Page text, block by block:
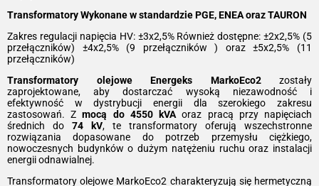
Transformatory Wykonane w standardzie PGE, ENEA oraz TAURON
Zakres regulacji napięcia HV: ±3x2,5% Również dostępne: ±2x2,5% (5
przełączników) ±4x2,5% (9 przełączników ) oraz ±5x2,5% (11
przełączników)
Transformatory olejowe Energeks MarkoEco2zostały
zaprojektowane, aby dostarczać wysoką niezawodność i
efektywność w dystrybucji energii dla szerokiego zakresu
zastosowań. Zmocą do 4550 kVA oraz pracą przy napięciach
średnich do 74 kV, te transformatory oferują wszechstronne
rozwiązania dopasowane do potrzeb przemysłu ciężkiego,
nowoczesnych budynków o dużym natężeniu ruchu oraz instalacji
energii odnawialnej.
Transformatory olejowe MarkoEco2 charakteryzują się hermetyczną